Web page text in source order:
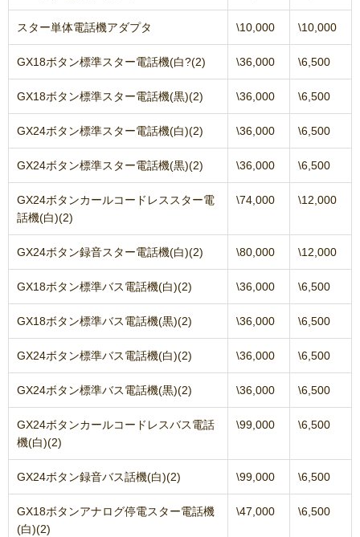
スター単体電話機アダプタ \10,000 \10,000
GX18ボタン標準スター電話機(白?(2) \36,000 \6,500
GX18ボタン標準スター電話機(黒)(2) \36,000 \6,500
GX24ボタン標準スター電話機(白)(2) \36,000 \6,500
GX24ボタン標準スター電話機(黒)(2) \36,000 \6,500
GX24ボタンカールコードレススター電
話機(白)(2)
\74,000 \12,000
GX24ボタン録音スター電話機(白)(2) \80,000 \12,000
GX18ボタン標準バス電話機(白)(2) \36,000 \6,500
GX18ボタン標準バス電話機(黒)(2) \36,000 \6,500
GX24ボタン標準バス電話機(白)(2) \36,000 \6,500
GX24ボタン標準バス電話機(黒)(2) \36,000 \6,500
GX24ボタンカールコードレスバス電話
機(白)(2)
\99,000 \6,500
GX24ボタン録音バス話機(白)(2) \99,000 \6,500
GX18ボタンアナログ停電スター電話機
(白)(2)
\47,000 \6,500